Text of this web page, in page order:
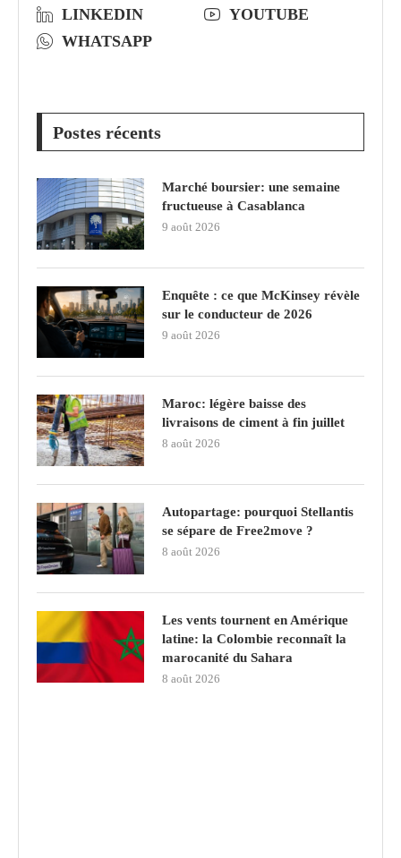
LINKEDIN
YOUTUBE
WHATSAPP
Postes récents
Marché boursier: une semaine
fructueuse à Casablanca
9 août 2026
Enquête : ce que McKinsey révèle
sur le conducteur de 2026
9 août 2026
Maroc: légère baisse des
livraisons de ciment à fin juillet
8 août 2026
Autopartage: pourquoi Stellantis
se sépare de Free2move ?
8 août 2026
Les vents tournent en Amérique
latine: la Colombie reconnaît la
marocanité du Sahara
8 août 2026